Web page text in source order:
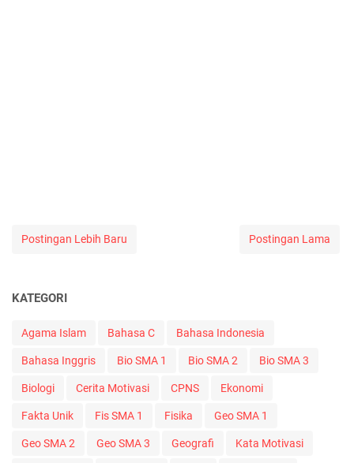
Postingan Lebih Baru Postingan Lama
KATEGORI
Agama Islam Bahasa C Bahasa Indonesia
Bahasa Inggris Bio SMA 1 Bio SMA 2 Bio SMA 3
Biologi Cerita Motivasi CPNS Ekonomi
Fakta Unik Fis SMA 1 Fisika Geo SMA 1
Geo SMA 2 Geo SMA 3 Geografi Kata Motivasi